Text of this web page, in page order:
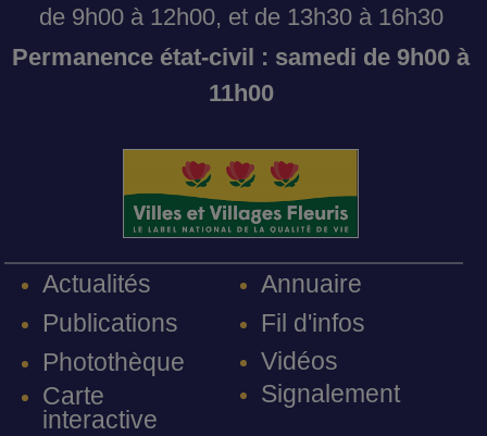
de 9h00 à 12h00, et de 13h30 à 16h30
Permanence état-civil : samedi de 9h00 à
11h00
Actualités
Publications
Photothèque
Carte
interactive
Annuaire
Fil d'infos
Vidéos
Signalement